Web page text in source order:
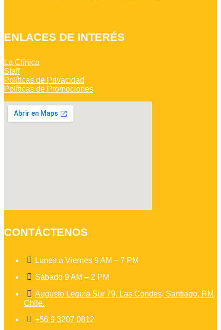
ENLACES DE INTERÉS
La Clínica
Staff
Políticas de Privacidad
Políticas de Promociones
CONTÁCTENOS
 Lunes a Viernes 9 AM – 7 PM
 Sábado 9 AM – 2 PM
 Augusto Leguía Sur 79, Las Condes, Santiago, RM,
Chile.
 +56 9 3207 0812